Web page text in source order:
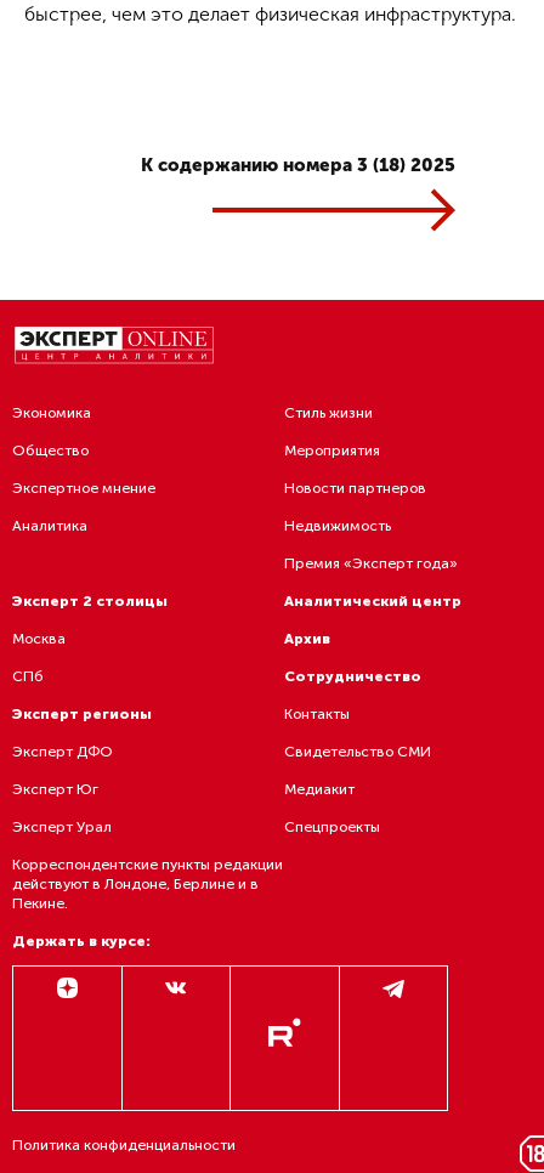
быстрее, чем это делает физическая инфраструктура.
К содержанию номера 3 (18) 2025
Экономика
Общество
Экспертное мнение
Аналитика
Стиль жизни
Мероприятия
Новости партнеров
Недвижимость
Премия «Эксперт года»
Эксперт 2 столицы
Москва
СПб
Эксперт регионы
Эксперт ДФО
Эксперт Юг
Эксперт Урал
Корреспондентские пункты редакции
действуют в Лондоне, Берлине и в
Пекине.
Аналитический центр
Архив
Сотрудничество
Контакты
Свидетельство СМИ
Медиакит
Спецпроекты
Держать в курсе:
Политика конфиденциальности